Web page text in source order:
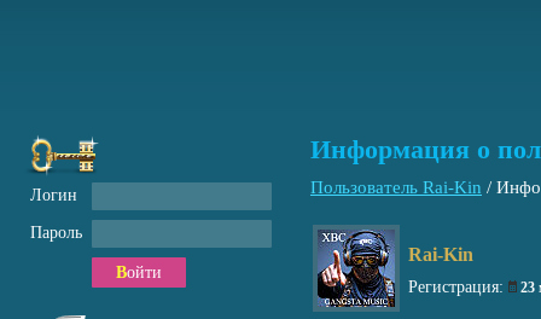
Информация о
Пользователь Rai-Kin /
Rai-Kin
Регистрация: 23
Логин
Пароль
Войти